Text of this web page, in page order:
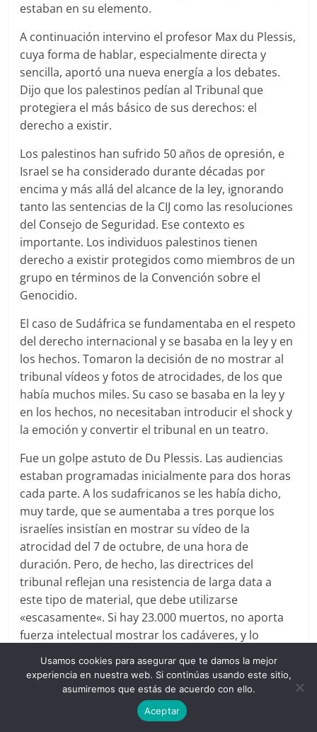
estaban en su elemento.
A continuación intervino el profesor Max du Plessis,
cuya forma de hablar, especialmente directa y
sencilla, aportó una nueva energía a los debates.
Dijo que los palestinos pedían al Tribunal que
protegiera el más básico de sus derechos: el
derecho a existir.
Los palestinos han sufrido 50 años de opresión, e
Israel se ha considerado durante décadas por
encima y más allá del alcance de la ley, ignorando
tanto las sentencias de la CIJ como las resoluciones
del Consejo de Seguridad. Ese contexto es
importante. Los individuos palestinos tienen
derecho a existir protegidos como miembros de un
grupo en términos de la Convención sobre el
Genocidio.
El caso de Sudáfrica se fundamentaba en el respeto
del derecho internacional y se basaba en la ley y en
los hechos. Tomaron la decisión de no mostrar al
tribunal vídeos y fotos de atrocidades, de los que
había muchos miles. Su caso se basaba en la ley y
en los hechos, no necesitaban introducir el shock y
la emoción y convertir el tribunal en un teatro.
Fue un golpe astuto de Du Plessis. Las audiencias
estaban programadas inicialmente para dos horas
cada parte. A los sudafricanos se les había dicho,
muy tarde, que se aumentaba a tres porque los
israelíes insistían en mostrar su vídeo de la
atrocidad del 7 de octubre, de una hora de
duración. Pero, de hecho, las directrices del
tribunal reflejan una resistencia de larga data a
este tipo de material, que debe utilizarse
«escasamente«. Si hay 23.000 muertos, no aporta
fuerza intelectual mostrar los cadáveres, y lo
octubre.
Du Plessis concluyó que la destrucción de la
infraestructura palestina que sustenta la vida
Usamos cookies para asegurar que te damos la mejor
experiencia en nuestra web. Si continúas usando este sitio,
asumiremos que estás de acuerdo con ello.
Aceptar